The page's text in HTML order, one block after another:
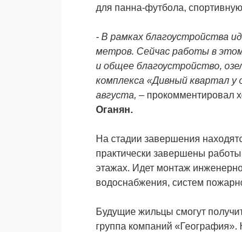
для панна-футбола,
- В рамках благоустройства
метров. Сейчас работы в
и общее благоустройство,
комплекса «Дивный квартал у
августа, – прокомментировал
Оганян.
На стадии завершения
практически завершены
этажах. Идет монтаж
водоснабжения, систем
Будущие жильцы смогут
группа компаний